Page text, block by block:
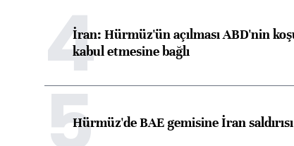
4İran: Hürmüz'ün açılması ABD'nin
kabul etmesine bağlı
5Hürmüz'de BAE gemisine İran saldırısı